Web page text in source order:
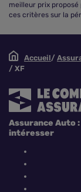
meilleur prix
ces critères sur la
Accueil
XF
Assurance Auto
intéresser